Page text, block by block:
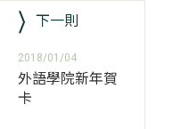
下一則
2018/01/04
外語學院新年賀
卡